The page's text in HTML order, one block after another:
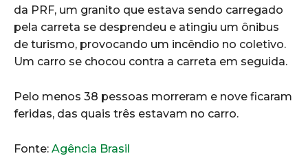
da PRF, um granito que estava sendo carregado
pela carreta se desprendeu e atingiu um ônibus
de turismo, provocando um incêndio no coletivo.
Um carro se chocou contra a carreta em seguida.
Pelo menos 38 pessoas morreram e nove ficaram
feridas, das quais três estavam no carro.
Fonte: Agência Brasil